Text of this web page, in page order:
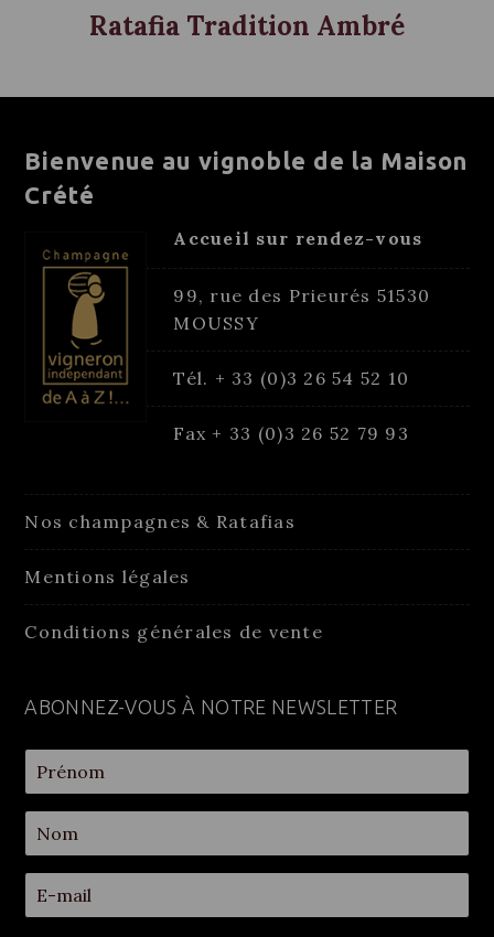
Ratafia Tradition Ambré
Bienvenue au vignoble de la Maison
Crété
Accueil sur rendez-vous
99, rue des Prieurés 51530
MOUSSY
Tél. + 33 (0)3 26 54 52 10
Fax + 33 (0)3 26 52 79 93
Nos champagnes & Ratafias
Mentions légales
Conditions générales de vente
ABONNEZ-VOUS À NOTRE NEWSLETTER